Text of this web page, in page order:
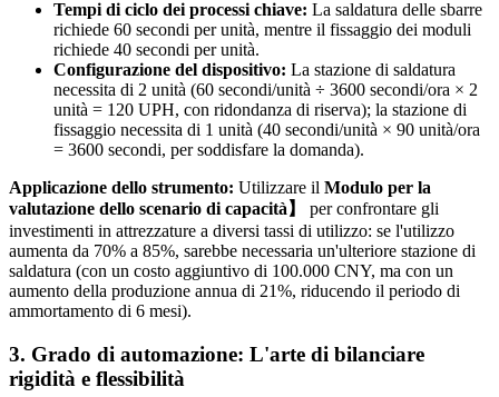
Tempi di ciclo dei processi chiave: La saldatura delle sbarre
richiede 60 secondi per unità, mentre il fissaggio dei moduli
richiede 40 secondi per unità.
Configurazione del dispositivo: La stazione di saldatura
necessita di 2 unità (60 secondi/unità ÷ 3600 secondi/ora × 2
unità = 120 UPH, con ridondanza di riserva); la stazione di
fissaggio necessita di 1 unità (40 secondi/unità × 90 unità/ora
= 3600 secondi, per soddisfare la domanda).
Applicazione dello strumento: Utilizzare il Modulo per la
valutazione dello scenario di capacità】
per confrontare gli
investimenti in attrezzature a diversi tassi di utilizzo: se l'utilizzo
aumenta da 70% a 85%, sarebbe necessaria un'ulteriore stazione di
saldatura (con un costo aggiuntivo di 100.000 CNY, ma con un
aumento della produzione annua di 21%, riducendo il periodo di
ammortamento di 6 mesi).
3. Grado di automazione: L'arte di bilanciare
rigidità e flessibilità